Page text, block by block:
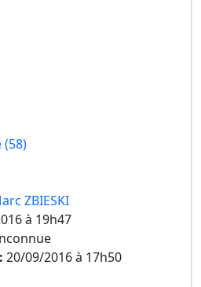
(58)
ZBIESKI
à 19h47
20/09/2016 à 17h50